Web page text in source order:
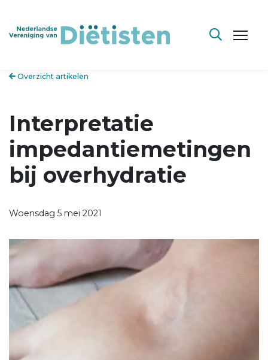
Overzicht artikelen
Interpretatie
impedantiemetingen
bij overhydratie
Woensdag 5 mei 2021